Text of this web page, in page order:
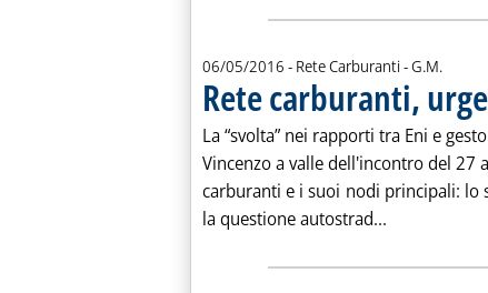
06/05/2016 - Rete Carburanti -di:
G.M.
Rete carburanti,
La “svolta” nei rapporti tra Eni e
Vincenzo a valle dell'incontro del 27
carburanti e i suoi nodi principali: lo
la questione autostrad...